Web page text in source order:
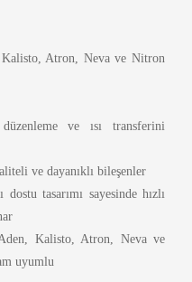
Atron, Neva ve Nitron
ve ısı transferini
ve dayanıklı bileşenler
dostu tasarımı sayesinde hızlı
Kalisto, Atron, Neva ve
uyumlu